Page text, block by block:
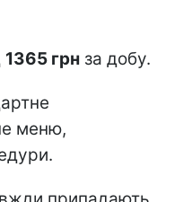
1365 грн за добу.
меню,